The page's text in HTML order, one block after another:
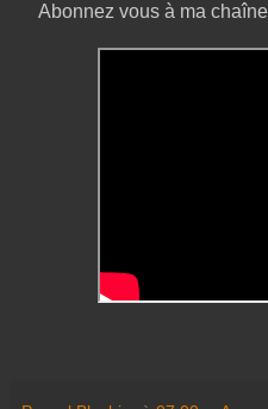
Abonnez vous à ma